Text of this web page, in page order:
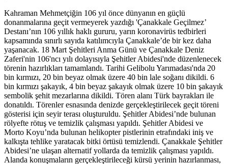
Kahraman Mehmetçiğin 106 yıl önce dünyanın en güçlü
donanmalarına geçit vermeyerek yazdığı 'Çanakkale Geçilmez’
Destanı’nın 106 yıllık haklı gururu, yarın koronavirüs tedbirleri
kapsamında sınırlı sayıda katılımcıyla Çanakkale’de bir kez daha
yaşanacak. 18 Mart Şehitleri Anma Günü ve Çanakkale Deniz
Zaferi'nin 106'ncı yılı dolayısıyla Şehitler Abidesi'nde düzenlenecek
törenin hazırlıkları tamamlandı. Tarihi Gelibolu Yarımadası'nda 20
bin kırmızı, 20 bin beyaz olmak üzere 40 bin lale soğanı dikildi. 6
bin kırmızı şakayık, 4 bin beyaz şakayık olmak üzere 10 bin şakayık
sembolik şehit mezarlarına dikildi. Tören alanı Türk bayrakları ile
donatıldı. Törenler esnasında denizde gerçekleştirilecek geçit töreni
gösterisi için seyir terası oluşturuldu. Şehitler Abidesi’nde bulunan
rölyefte rötuş ve temizlik çalışması yapıldı. Şehitler Abidesi ve
Morto Koyu’nda bulunan helikopter pistlerinin etrafındaki iniş ve
kalkışta tehlike yaratacak bitki örtüsü temizlendi. Çanakkale Şehitler
Abidesi’ne ulaşan alternatif yollarda da temizlik çalışması yapıldı.
Alanda konuşmaların gerçekleştirileceği kürsü yerinin hazırlanması,